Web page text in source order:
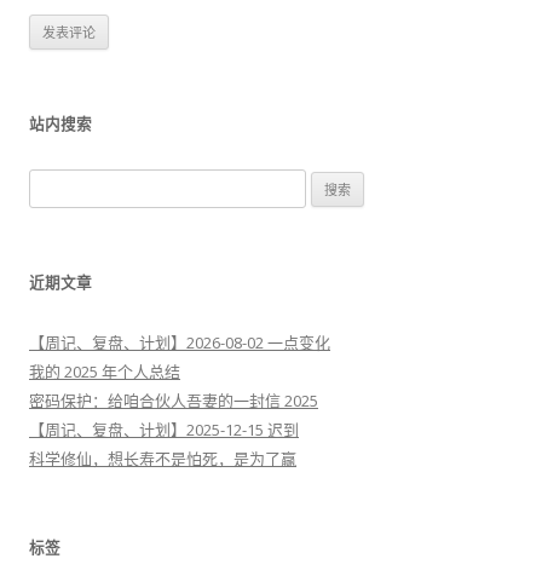
站内搜索
索
近期文章
【周记、复盘、计划】2026-08-02 一点变化
我的 2025 年个人总结
密码保护：给咱合伙人吾妻的一封信 2025
【周记、复盘、计划】2025-12-15 迟到
科学修仙，想长寿不是怕死，是为了赢
标签